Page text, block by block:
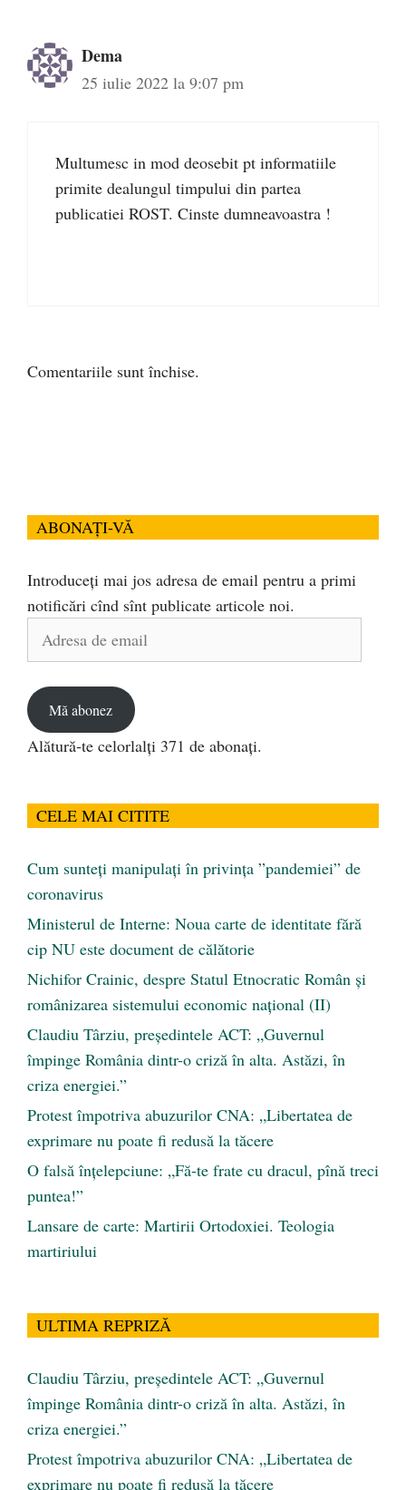
Dema
25 iulie 2022 la 9:07 pm
Multumesc in mod deosebit pt informatiile
primite dealungul timpului din partea
publicatiei ROST. Cinste dumneavoastra !
Comentariile sunt închise.
ABONAȚI-VĂ
Introduceți mai jos adresa de email pentru a primi
notificări cînd sînt publicate articole noi.
Adresa
Mă abonez
Alătură-te celorlalți 371 de abonați.
CELE MAI CITITE
Cum sunteți manipulați în privința ”pandemiei” de
coronavirus
Ministerul de Interne: Noua carte de identitate fără
cip NU este document de călătorie
Nichifor Crainic, despre Statul Etnocratic Român şi
românizarea sistemului economic naţional (II)
Claudiu Târziu, președintele ACT: „Guvernul
împinge România dintr-o criză în alta. Astăzi, în
criza energiei.”
Protest împotriva abuzurilor CNA: „Libertatea de
exprimare nu poate fi redusă la tăcere
O falsă înțelepciune: „Fă-te frate cu dracul, pînă treci
puntea!”
Lansare de carte: Martirii Ortodoxiei. Teologia
martiriului
ULTIMA REPRIZĂ
Claudiu Târziu, președintele ACT: „Guvernul
împinge România dintr-o criză în alta. Astăzi, în
criza energiei.”
Protest împotriva abuzurilor CNA: „Libertatea de
exprimare nu poate fi redusă la tăcere